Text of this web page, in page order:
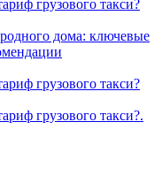
грузового такси?
дома: ключевые
грузового такси?
грузового такси?.